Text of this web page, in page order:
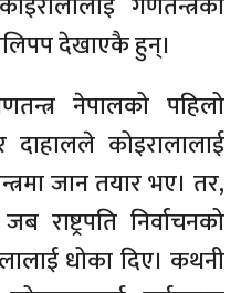
देखाएकै हुन्।
नेपालको पहिलो
दाहालले कोइरालालाई
जान तयार भए। तर,
राष्ट्रपति निर्वाचनको
धोका दिए। कथनी